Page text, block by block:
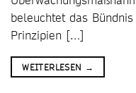
beleuchtet das
Prinzipien […]
WEITERLESEN →